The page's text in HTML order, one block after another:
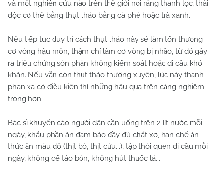
và một nghiên cứu nào trên thế giới nói rằng thanh lọc, thải
độc cơ thể bằng thụt tháo bằng cà phê hoặc trà xanh.
Nếu tiếp tục duy trì cách thụt tháo này sẽ làm tổn thương
cơ vòng hậu môn, thậm chí làm cơ vòng bị nhão, từ đó gây
ra triệu chứng són phân không kiểm soát hoặc đi cầu khó
khăn. Nếu vẫn còn thụt tháo thường xuyên, lúc này thành
phản xạ có điều kiện thì những hậu quả trên càng nghiêm
trọng hơn.
Bác sĩ khuyến cáo người dân cần uống trên 2 lít nước mỗi
ngày, khẩu phần ăn đảm bảo đầy đủ chất xơ, hạn chế ăn
thức ăn màu đỏ (thịt bò, thịt cừu...), tập thói quen đi cầu mỗi
ngày, không để táo bón, không hút thuốc lá...